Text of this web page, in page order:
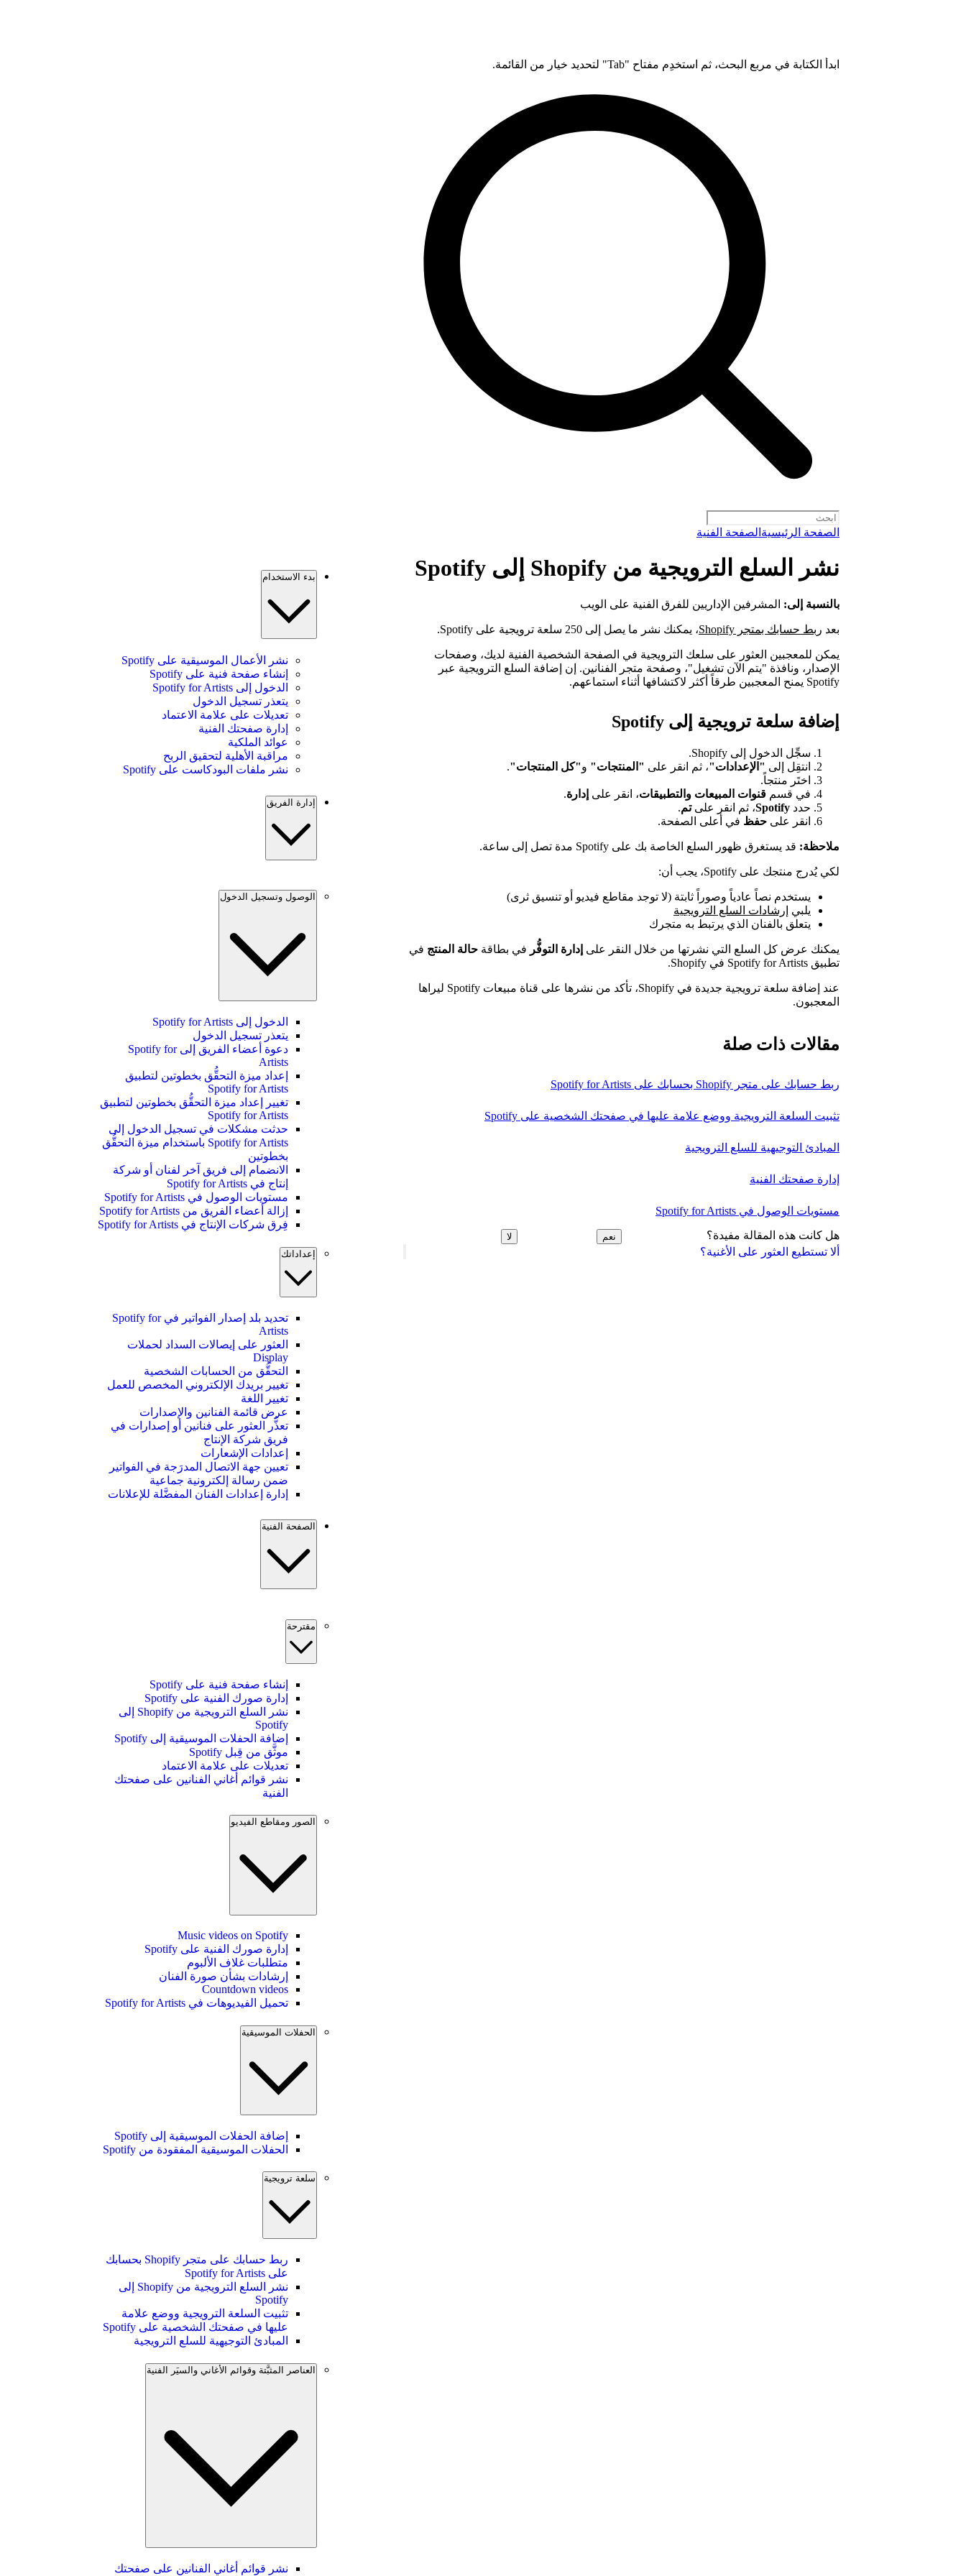
ابدأ الكتابة في مربع البحث، ثم استخدِم مفتاح "Tab" لتحديد خيار من القائمة.
الصفحة الرئيسية الصفحة الفنية
ألا تستطيع العثور على الأغنية؟
نشر السلع الترويجية من Shopify إلى Spotify
بالنسبة إلى: المشرفين الإداريين للفرق الفنية على الويب
بعد ربط حسابك بمتجر Shopify ، يمكنك نشر ما يصل إلى 250 سلعة ترويجية على Spotify.
يمكن للمعجبين العثور على سلعك الترويجية في الصفحة الشخصية الفنية لديك، وصفحات
الإصدار، ونافذة "يتم الآن تشغيل"، وصفحة متجر الفنانين. إن إضافة السلع الترويجية عبر
Spotify يمنح المعجبين طرقاً أكثر لاكتشافها أثناء استماعهم.
إضافة سلعة ترويجية إلى Spotify
سجِّل الدخول إلى Shopify.
انتقِل إلى "الإعدادات"، ثم انقر على "المنتجات" و"كل المنتجات".
اختَر منتجاً.
في قسم قنوات المبيعات والتطبيقات، انقر على إدارة.
حدد Spotify، ثم انقر علىتم.
انقر على حفظ في أعلى الصفحة.
ملاحظة: قد يستغرق ظهور السلع الخاصة بك على Spotify مدة تصل إلى ساعة.
لكي يُدرج منتجك على Spotify، يجب أن:
يستخدم نصاً عادياً وصوراً ثابتة (لا توجد مقاطع فيديو أو تنسيق ثرى)
يلبي إرشادات السلع الترويجية
يتعلق بالفنان الذي يرتبط به متجرك
يمكنك عرض كل السلع التي نشرتها من خلال النقر على إدارة التوفُّر في بطاقة حالة المنتج في
تطبيق Spotify for Artists في Shopify.
عند إضافة سلعة ترويجية جديدة في Shopify، تأكد من نشرها على قناة مبيعات Spotify ليراها
المعجبون.
مقالات ذات صلة
ربط حسابك على متجر Shopify بحسابك على Spotify for Artists
تثبيت السلعة الترويجية ووضع علامة عليها في صفحتك الشخصية على Spotify
المبادئ التوجيهية للسلع الترويجية
إدارة صفحتك الفنية
مستويات الوصول في Spotify for Artists
هل كانت هذه المقالة مفيدة؟ نعم لا
بدء الاستخدام
نشر الأعمال الموسيقية على Spotify
إنشاء صفحة فنية على Spotify
الدخول إلى Spotify for Artists
يتعذر تسجيل الدخول
تعديلات على علامة الاعتماد
إدارة صفحتك الفنية
عوائد الملكية
مراقبة الأهلية لتحقيق الربح
نشر ملفات البودكاست على Spotify
إدارة الفريق
الوصول وتسجيل الدخول
الدخول إلى Spotify for Artists
يتعذر تسجيل الدخول
دعوة أعضاء الفريق إلى Spotify for
Artists
إعداد ميزة التحقُّق بخطوتين لتطبيق
Spotify for Artists
تغيير إعداد ميزة التحقُّق بخطوتين لتطبيق
Spotify for Artists
حدثت مشكلات في تسجيل الدخول إلى
Spotify for Artists باستخدام ميزة التحقُّق
بخطوتين
الانضمام إلى فريق آخر لفنان أو شركة
إنتاج في Spotify for Artists
مستويات الوصول في Spotify for Artists
إزالة أعضاء الفريق من Spotify for Artists
فِرق شركات الإنتاج في Spotify for Artists
إعداداتك
تحديد بلد إصدار الفواتير في Spotify for
Artists
العثور على إيصالات السداد لحملات
Display
التحقُّق من الحسابات الشخصية
تغيير بريدك الإلكتروني المخصص للعمل
تغيير اللغة
عرض قائمة الفنانين والإصدارات
تعذُّر العثور على فنانين أو إصدارات في
فريق شركة الإنتاج
إعدادات الإشعارات
تعيين جهة الاتصال المدرَجة في الفواتير
ضمن رسالة إلكترونية جماعية
إدارة إعدادات الفنان المفضَّلة للإعلانات
الصفحة الفنية
مقترحة
إنشاء صفحة فنية على Spotify
إدارة صورك الفنية على Spotify
نشر السلع الترويجية من Shopify إلى
Spotify
إضافة الحفلات الموسيقية إلى Spotify
موثَّق من قِبل Spotify
تعديلات على علامة الاعتماد
نشر قوائم أغاني الفنانين على صفحتك
الفنية
الصور ومقاطع الفيديو
Music videos on Spotify
إدارة صورك الفنية على Spotify
متطلبات غلاف الألبوم
إرشادات بشأن صورة الفنان
Countdown videos
تحميل الفيديوهات في Spotify for Artists
الحفلات الموسيقية
إضافة الحفلات الموسيقية إلى Spotify
الحفلات الموسيقية المفقودة من Spotify
سلعة ترويجية
ربط حسابك على متجر Shopify بحسابك
على Spotify for Artists
نشر السلع الترويجية من Shopify إلى
Spotify
تثبيت السلعة الترويجية ووضع علامة
عليها في صفحتك الشخصية على Spotify
المبادئ التوجيهية للسلع الترويجية
العناصر المثبَّتة وقوائم الأغاني والسيَر الفنية
نشر قوائم أغاني الفنانين على صفحتك